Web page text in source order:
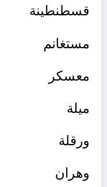
قسطنطينة
مستغانم
معسكر
ميلة
ورقلة
وهران